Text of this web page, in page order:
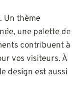
Un thème
une palette de
contribuent à
vos visiteurs. À
design est aussi